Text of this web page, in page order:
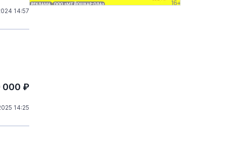
14:57
000 ₽
14:25